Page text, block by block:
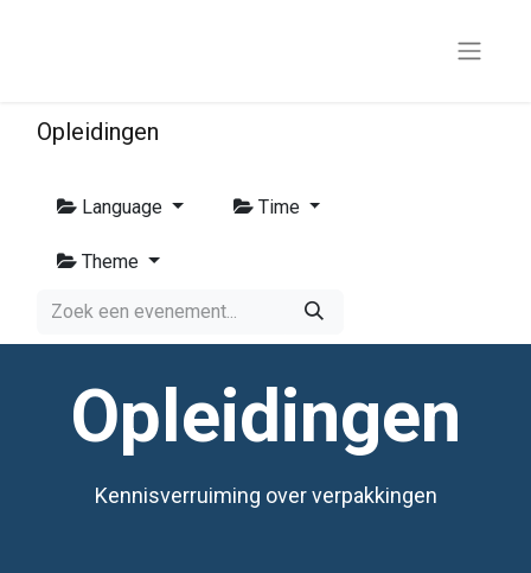
Opleidingen
Language Time
Theme
Opleidingen
Kennisverruiming over verpakkingen